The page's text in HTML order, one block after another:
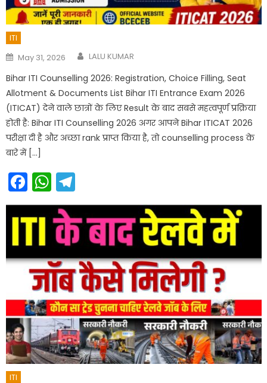
ITI
Posted
on
May 31, 2026 Author
LALU KUMAR
Bihar ITI Counselling 2026: Registration, Choice Filling, Seat
Allotment & Documents List Bihar ITI Entrance Exam 2026
(ITICAT) देने वाले छात्रों के लिए Result के बाद सबसे महत्वपूर्ण प्रक्रिया
होती है: Bihar ITI Counselling 2026 अगर आपने Bihar ITICAT 2026
परीक्षा दी है और अच्छा rank प्राप्त किया है, तो counselling process के
बारे में […]
Facebook
WhatsApp
ITI